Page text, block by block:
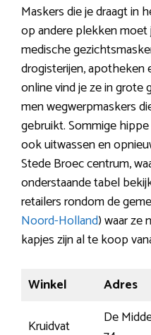
Maskers die je draagt in
op andere plekken
medische
drogisterijen, apotheken
online vind je ze in
men wegwerpmaskers
gebruikt. Sommige
ook uitwassen en
Stede Broec centrum,
onderstaande tabel
retailers rondom de
Noord-Holland) waar ze
kapjes zijn al te koop
Winkel Adres
Kruidvat
De